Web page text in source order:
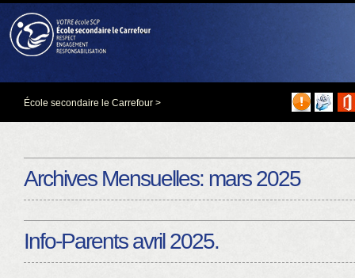
École secondaire le Carrefour >
Archives Mensuelles: mars 2025
Info-Parents avril 2025.